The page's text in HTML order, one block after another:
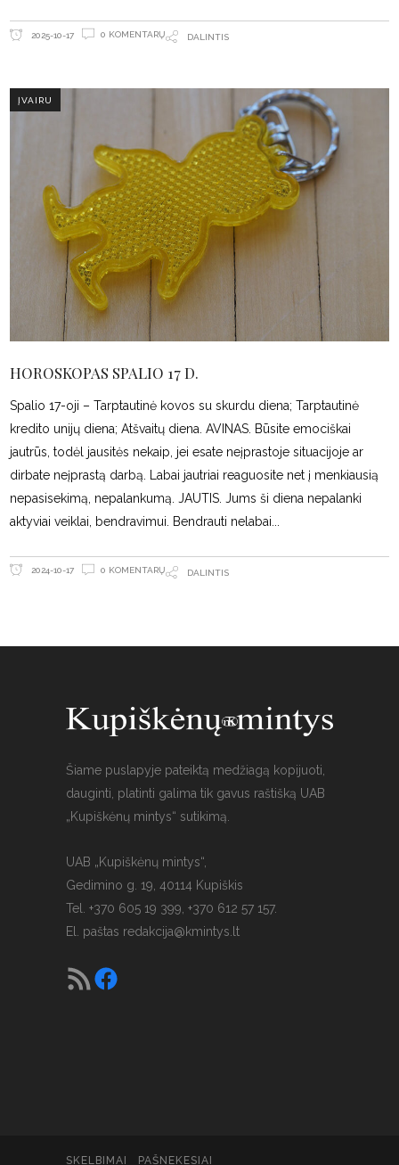
2025-10-17 0 KOMENTARŲ DALINTIS
ĮVAIRU
HOROSKOPAS SPALIO 17 D.
Spalio 17-oji – Tarptautinė kovos su skurdu diena; Tarptautinė
kredito unijų diena; Atšvaitų diena. AVINAS. Būsite emociškai
jautrūs, todėl jausitės nekaip, jei esate neįprastoje situacijoje ar
dirbate neįprastą darbą. Labai jautriai reaguosite net į menkiausią
nepasisekimą, nepalankumą. JAUTIS. Jums ši diena nepalanki
aktyviai veiklai, bendravimui. Bendrauti nelabai
2024-10-17 0 KOMENTARŲ DALINTIS
Šiame puslapyje pateiktą medžiagą kopijuoti,
dauginti, platinti galima tik gavus raštišką UAB
„Kupiškėnų mintys“ sutikimą.
UAB „Kupiškėnų mintys“,
Gedimino g. 19, 40114 Kupiškis
Tel. +370 605 19 399, +370 612 57 157.
El. paštas redakcija@kmintys.lt
SKELBIMAI PAŠNEKESIAI